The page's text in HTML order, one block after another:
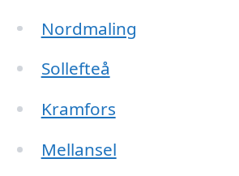
Nordmaling
Sollefteå
Kramfors
Mellansel